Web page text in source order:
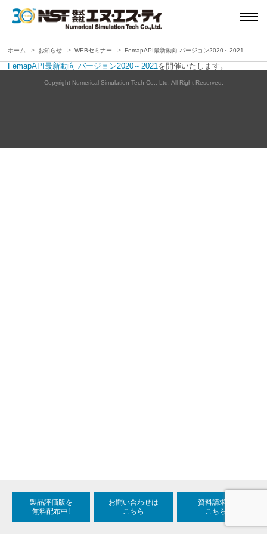
ホーム お知らせ WEBセミナー FemapAPI最新動向 バージョン2020～2021
FemapAPI最新動向 バージョン2020～2021を開催いたします。
Copyright Numerical Simulation Tech Co., Ltd. All Right Reserved.
製品評価版を
無料配布中!
お問い合わせは
こちら
資料請求は
こちら